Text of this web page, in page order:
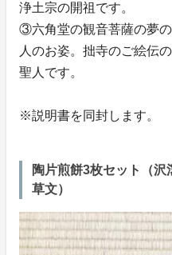
浄土宗の開祖です。
③六角堂の観音菩薩の夢
人のお姿。拙寺のご絵伝
聖人です。
※説明書を同封します。
陶片煎餅3枚セット（
草文）